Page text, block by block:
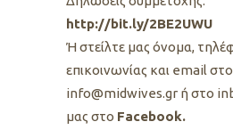
http://bit.ly/2BE2UWU
Ή στείλτε μας όνομα,
επικοινωνίας και email στο
info@midwives.gr ή στο
μας στο Facebook.